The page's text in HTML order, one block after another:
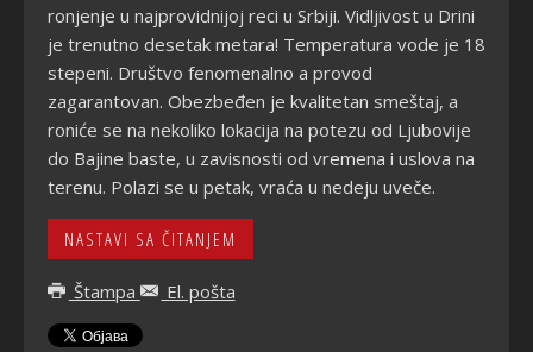
ronjenje u najprovidnijoj reci u Srbiji. Vidljivost u Drini
je trenutno desetak metara! Temperatura vode je 18
stepeni. Društvo fenomenalno a provod
zagarantovan. Obezbeđen je kvalitetan smeštaj, a
roniće se na nekoliko lokacija na potezu od Ljubovije
do Bajine baste, u zavisnosti od vremena i uslova na
terenu. Polazi se u petak, vraća u nedeju uveče.
NASTAVI SA ČITANJEM
Štampa El. pošta